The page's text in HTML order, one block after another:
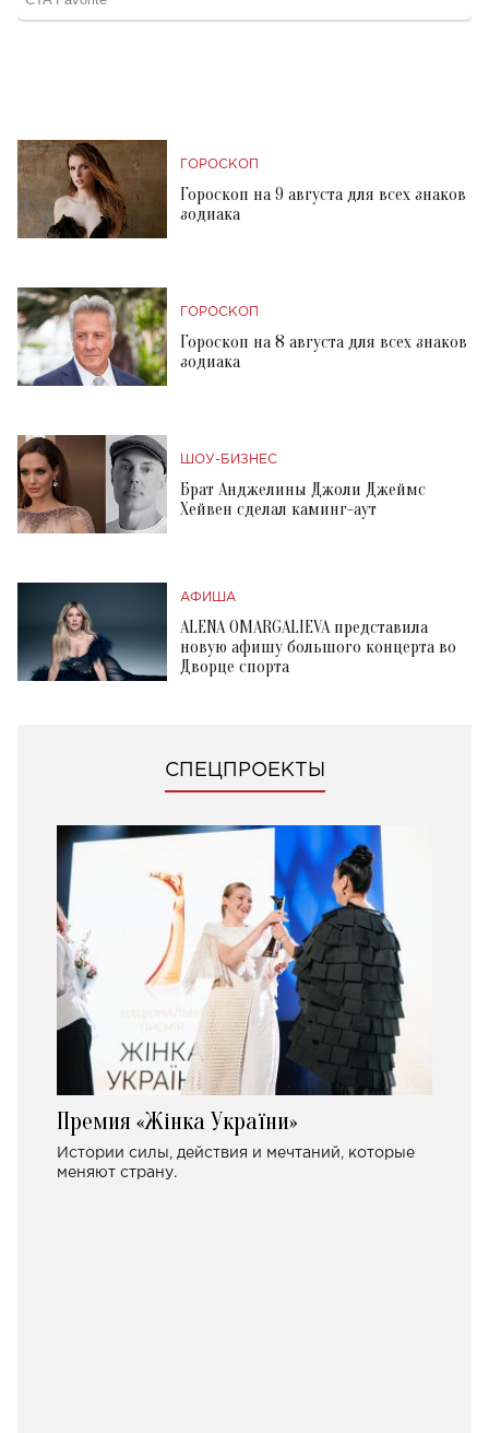
ГОРОСКОП
Гороскоп на 9 августа для всех знаков
зодиака
ГОРОСКОП
Гороскоп на 8 августа для всех знаков
зодиака
ШОУ-БИЗНЕС
Брат Анджелины Джоли Джеймс
Хейвен сделал каминг-аут
АФИША
ALENA OMARGALIEVA представила
новую афишу большого концерта во
Дворце спорта
СПЕЦПРОЕКТЫ
Премия «Жінка України»
Истории силы, действия и мечтаний, которые
меняют страну.